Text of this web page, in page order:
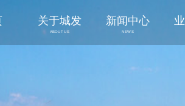
关于城发
ABOUT US
新闻中心
NEWS